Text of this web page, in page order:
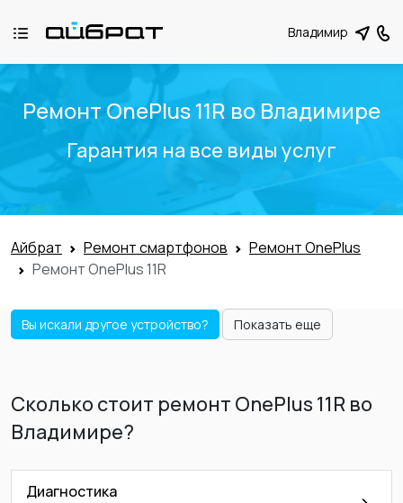
Владимир
Ремонт OnePlus 11R во Владимире
Гарантия на все виды услуг
Айбрат Ремонт смартфонов
Ремонт OnePlus
Ремонт OnePlus 11R
Вы искали другое устройство? Показать еще
Сколько стоит ремонт OnePlus 11R во
Владимире?
Диагностика